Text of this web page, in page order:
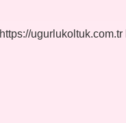
https://ugurlukoltuk.com.tr